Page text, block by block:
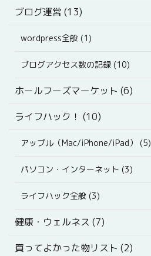
ブログ運営 (13)
wordpress全般 (1)
ブログアクセス数の記録 (10)
ホールフーズマーケット (6)
ライフハック！ (10)
アップル（Mac/iPhone/iPad） (5)
パソコン・インターネット (3)
ライフハック全般 (3)
健康・ウェルネス (7)
買ってよかった物リスト (2)